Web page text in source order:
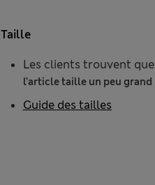
Taille
Les clients trouvent que
l’article taille un peu grand
Guide des tailles